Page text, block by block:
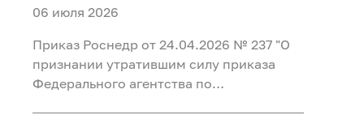
регистрации таких уведомлений и
организации проверки содержащихся в
них сведений"
владеть и (или) пользоваться
инструментами"
Федеральном агентстве по
недропользованию и его
территориальных органах"
06 июля 2026
Приказ Роснедр от 24.04.2026 № 237 "О
признании утратившим силу приказа
Федерального агентства по